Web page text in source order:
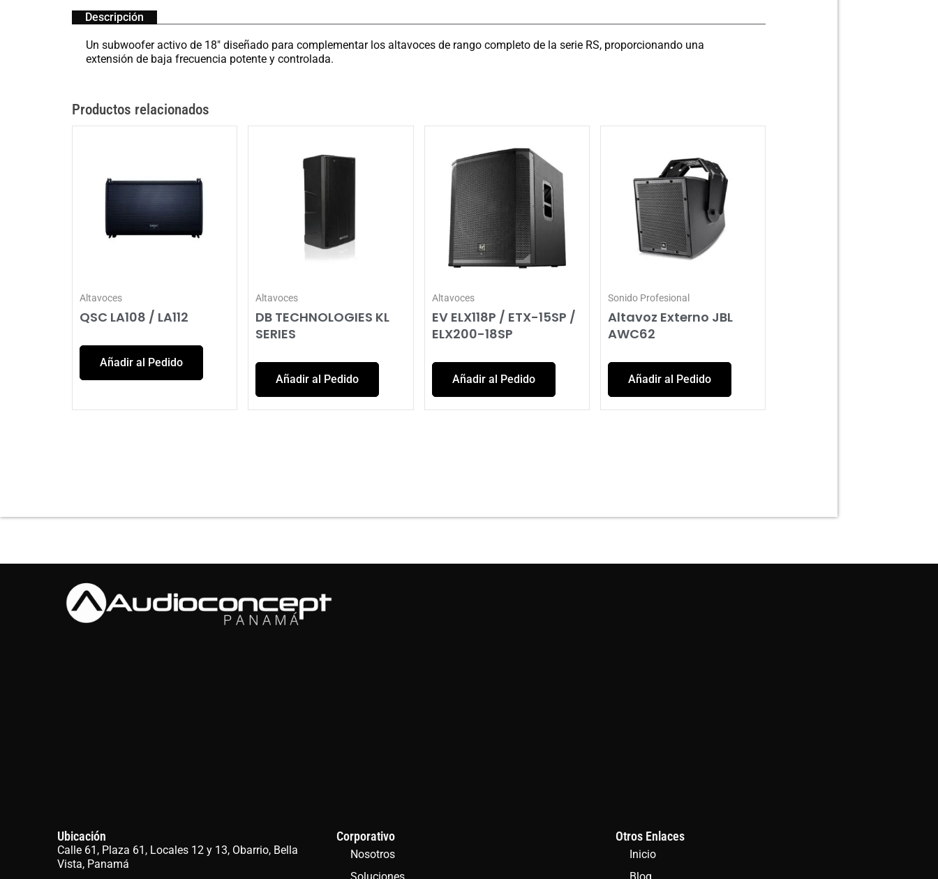
Descripción
Un subwoofer activo de 18″ diseñado para complementar los altavoces de rango completo de la serie RS, proporcionando una
extensión de baja frecuencia potente y controlada.
Productos relacionados
Altavoces
QSC LA108 / LA112
Añadir al Pedido
Altavoces
DB TECHNOLOGIES KL
SERIES
Añadir al Pedido
Altavoces
EV ELX118P / ETX-15SP /
ELX200-18SP
Añadir al Pedido
Sonido Profesional
Altavoz Externo JBL
AWC62
Añadir al Pedido
Ubicación
Calle 61, Plaza 61, Locales 12 y 13, Obarrio, Bella
Vista, Panamá
Corporativo
Nosotros
Otros Enlaces
Inicio